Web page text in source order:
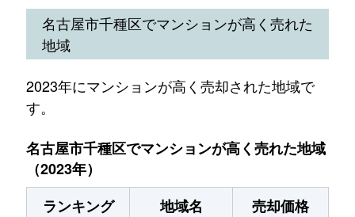
名古屋市千種区でマンションが高く売れた
地域
2023年にマンションが高く売却された地域で
す。
名古屋市千種区でマンションが高く売れた地域
（2023年）
ランキング
地域名
売却価格